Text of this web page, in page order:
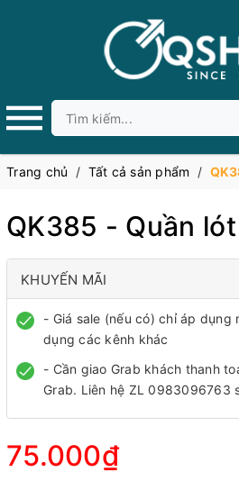
Trang chủ / Tất cả sản phẩm /
QK385 - Quần
KHUYẾN MÃI
- Giá sale (nếu có) chỉ áp dụng
dụng các kênh khác
- Cần giao Grab khách thanh
Grab. Liên hệ ZL 0983096763
75.000₫